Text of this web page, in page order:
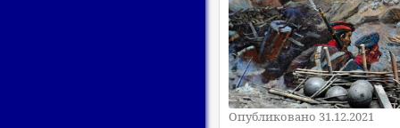
Опубликовано 31.12.2021